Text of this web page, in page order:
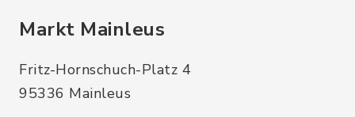
Markt Mainleus
Fritz-Hornschuch-Platz 4
95336 Mainleus